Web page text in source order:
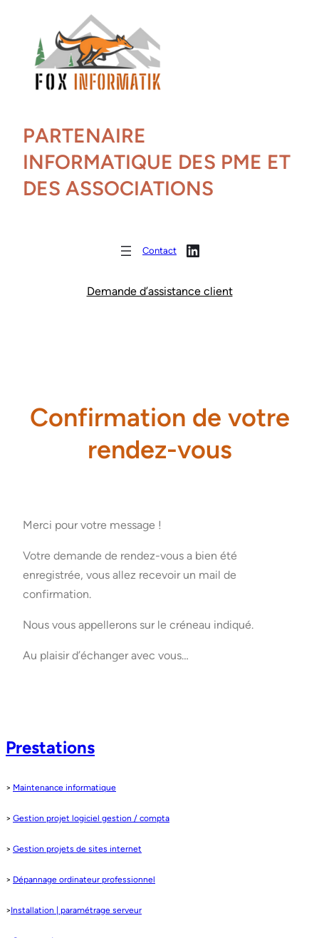
PARTENAIRE
INFORMATIQUE DES PME ET
DES ASSOCIATIONS
Contact Profil Linkedin François Hory
Demande d’assistance client
Confirmation de votre
rendez-vous
Merci pour votre message !
Votre demande de rendez-vous a bien été
enregistrée, vous allez recevoir un mail de
confirmation.
Nous vous appellerons sur le créneau indiqué.
Au plaisir d’échanger avec vous…
Prestations
> Maintenance informatique
> Gestion projet logiciel gestion / compta
> Gestion projets de sites internet
> Dépannage ordinateur professionnel
>Installation | paramétrage serveur